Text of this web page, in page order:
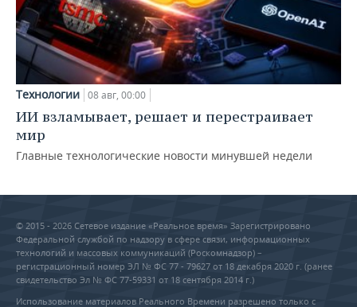
Технологии 08 авг, 00:00
ИИ взламывает, решает и перестраивает
мир
Главные технологические новости минувшей недели
© 2015 - 2026 Сетевое издание «Реальное время» Зарегистрировано
Федеральной службой по надзору в сфере связи, информационных
технологий и массовых коммуникаций (Роскомнадзор) –
регистрационный номер ЭЛ № ФС 77 - 79627 от 18 декабря 2020 г. (ранее
свидетельство Эл № ФС 77-59331 от 18 сентября 2014 г.)
Использование материалов Реального Времени разрешено только с